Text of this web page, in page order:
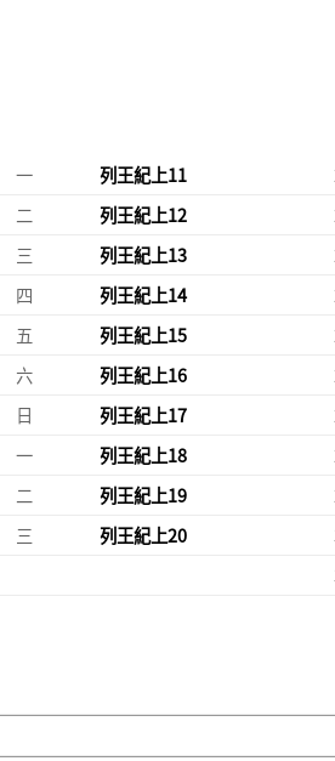
一 列王紀上11
二 列王紀上12
三 列王紀上13
四 列王紀上14
五 列王紀上15
六 列王紀上16
日 列王紀上17
一 列王紀上18
二 列王紀上19
三 列王紀上20